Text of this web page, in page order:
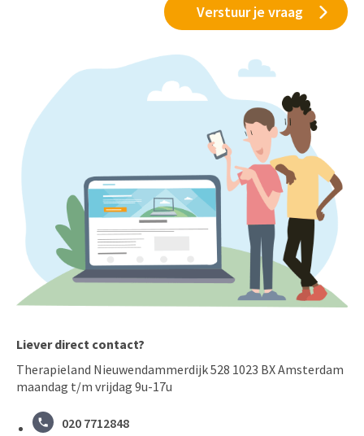
Liever direct contact?
Therapieland Nieuwendammerdijk 528 1023 BX Amsterdam
maandag t/m vrijdag 9u-17u
020 7712848